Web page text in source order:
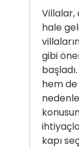
Villalar,
hale
gibi
hem
kapı